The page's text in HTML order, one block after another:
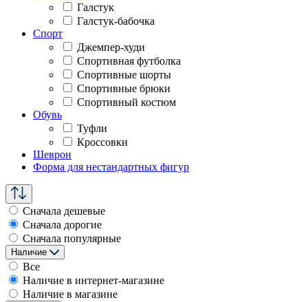
Галстук
Галстук-бабочка
Спорт
Джемпер-худи
Спортивная футболка
Спортивные шорты
Спортивные брюки
Спортивный костюм
Обувь
Туфли
Кроссовки
Шеврон
Форма для нестандартных фигур
Сначала дешевые
Сначала дорогие
Сначала популярные
Наличие
Все
Наличие в интернет-магазине
Наличие в магазине